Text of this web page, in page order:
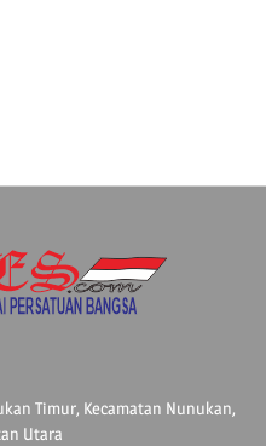
Timur, Kecamatan Nunukan,
Utara